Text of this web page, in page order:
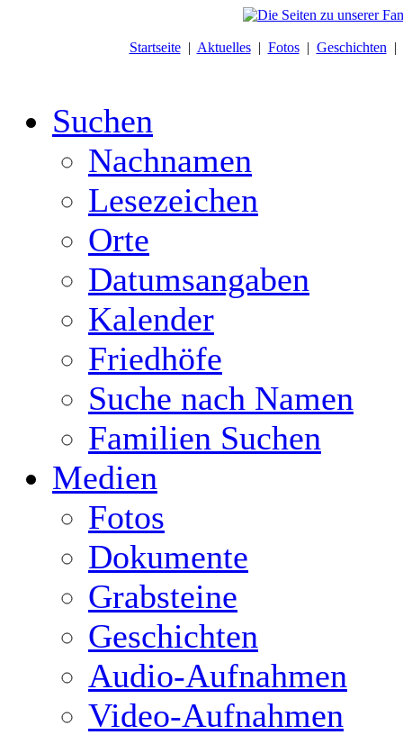
Startseite| Aktuelles| Fotos| Geschichten |
Suchen
Nachnamen
Lesezeichen
Orte
Datumsangaben
Kalender
Friedhöfe
Suche nach Namen
Familien Suchen
Medien
Fotos
Dokumente
Grabsteine
Geschichten
Audio-Aufnahmen
Video-Aufnahmen